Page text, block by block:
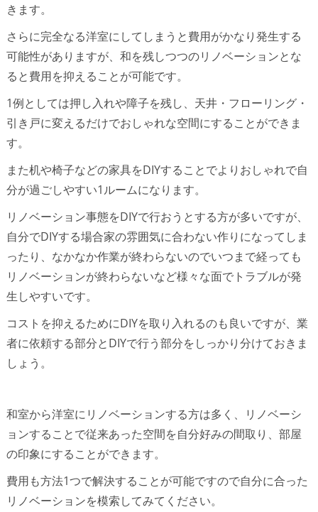
きます。
さらに完全なる洋室にしてしまうと費用がかなり発生する
可能性がありますが、和を残しつつのリノベーションとな
ると費用を抑えることが可能です。
1例としては押し入れや障子を残し、天井・フローリング・
引き戸に変えるだけでおしゃれな空間にすることができま
す。
また机や椅子などの家具をDIYすることでよりおしゃれで自
分が過ごしやすい1ルームになります。
リノベーション事態をDIYで行おうとする方が多いですが、
自分でDIYする場合家の雰囲気に合わない作りになってしま
ったり、なかなか作業が終わらないのでいつまで経っても
リノベーションが終わらないなど様々な面でトラブルが発
生しやすいです。
コストを抑えるためにDIYを取り入れるのも良いですが、業
者に依頼する部分とDIYで行う部分をしっかり分けておきま
しょう。
和室から洋室にリノベーションする方は多く、リノベーシ
ョンすることで従来あった空間を自分好みの間取り、部屋
の印象にすることができます。
費用も方法1つで解決することが可能ですので自分に合った
リノベーションを模索してみてください。